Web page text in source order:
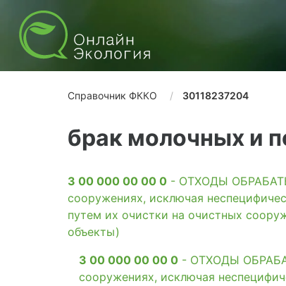
Справочник ФККО 30118237204
брак молочных и
3 00 000 00 00 0 - ОТХОДЫ
сооружениях, исключая
путем их очистки на очистных
объекты)
3 00 000 00 00 0 - ОТХОДЫ
сооружениях, исключая